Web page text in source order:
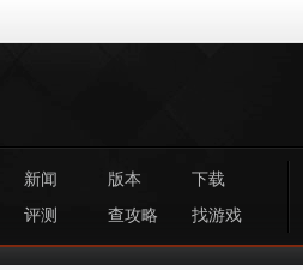
新闻 版本
下载
评测
查攻略 找游戏